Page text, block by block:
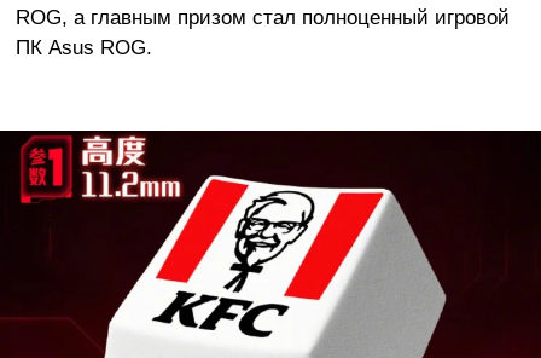
ROG, а главным призом стал полноценный игровой
ПК Asus ROG.